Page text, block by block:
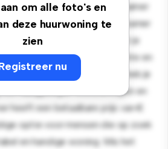
om alle foto's en
deze huurwoning te
zien
nu
Gent! Deze comfortabele kamer
leefruimte. Deze kamer
benodigdheden voor je
bed, een werkruimte en
Dankzij de gunstige ligging heb je
nabijgelegen voorzieningen en
heeft een betaalbare prijs van €
optie voor mensen die op zoek
en handige woning. Mis het